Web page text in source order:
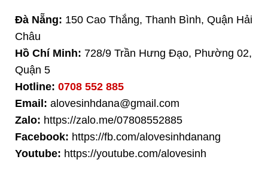
Đà Nẵng: 150 Cao Thắng, Thanh Bình, Quận Hải
Châu
Hồ Chí Minh: 728/9 Trần Hưng Đạo, Phường 02,
Quận 5
Hotline: 0708 552 885
Email: alovesinhdana@gmail.com
Zalo: https://zalo.me/07808552885
Facebook: https://fb.com/alovesinhdanang
Youtube: https://youtube.com/alovesinh